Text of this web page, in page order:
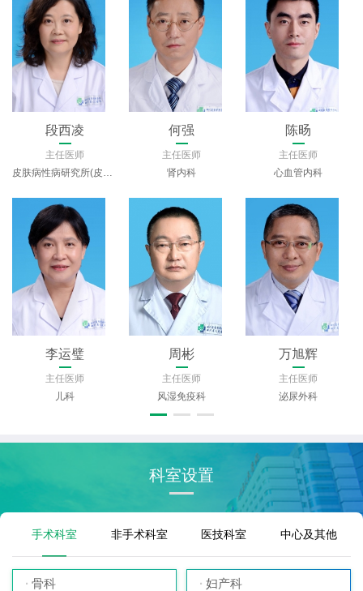
段西凌
主任医师
皮肤病性病研究所(皮肤科)
何强
主任医师
肾内科
陈旸
主任医师
心血管内科
李运璧
主任医师
儿科
周彬
主任医师
风湿免疫科
万旭辉
主任医师
泌尿外科
科室设置
手术科室 非手术科室 医技科室 中心及其他
骨科 妇产科